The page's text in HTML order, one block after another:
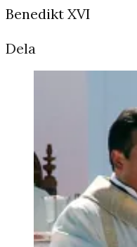
Benedikt XVI
Dela